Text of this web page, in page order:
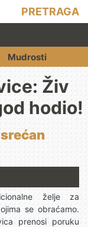
PRETRAGA
Mudrosti
Živ
hodio!
želje za
se obraćamo.
prenosi poruku